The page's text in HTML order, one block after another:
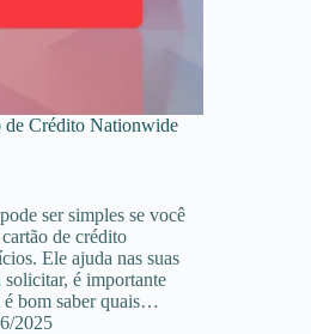
de Crédito Nationwide
ser simples se você
de crédito
Ele ajuda nas suas
solicitar, é importante
é bom saber quais…
2025